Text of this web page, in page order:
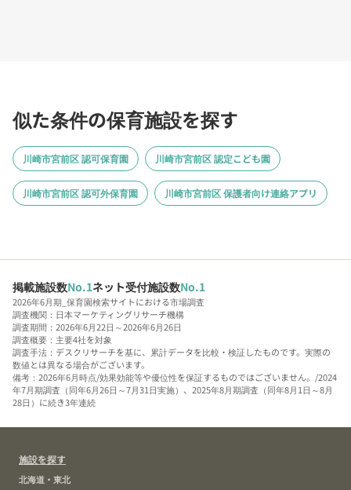
似た条件の保育施設を探す
川崎市宮前区 認可保育園 川崎市宮前区 認定こども園
川崎市宮前区 認可外保育園 川崎市宮前区 保護者向け連絡アプリ
掲載施設数No.1ネット受付施設数No.1
2026年6月期_保育園検索サイトにおける市場調査
調査機関：日本マーケティングリサーチ機構
調査期間：2026年6月22日～2026年6月26日
調査概要：主要4社を対象
調査手法：デスクリサーチを基に、累計データを比較・検証したものです。実際の
数値とは異なる場合がございます。
備考：2026年6月時点/効果効能等や優位性を保証するものではございません。/2024
年7月期調査（同年6月26日～7月31日実施）、2025年8月期調査（同年8月1日～8月
28日）に続き3年連続
施設を探す
北海道・東北